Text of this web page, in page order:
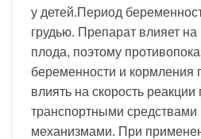
у детей.Период
грудью. Препарат влияет
плода, поэтому
беременности и кормления
влиять на скорость
транспортными средствами
механизмами. При